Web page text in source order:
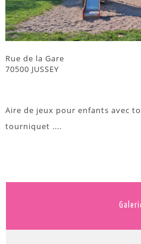
Rue de la Gare
70500 JUSSEY
Aire de jeux pour enfants avec
tourniquet ....